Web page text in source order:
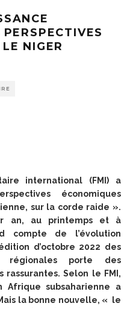
NIGER
international (FMI) a
économiques
sur la corde raide ».
an, au printemps et à
compte de l’évolution
d’octobre 2022 des
régionales porte des
Selon le FMI,
subsaharienne a
la bonne nouvelle, « le